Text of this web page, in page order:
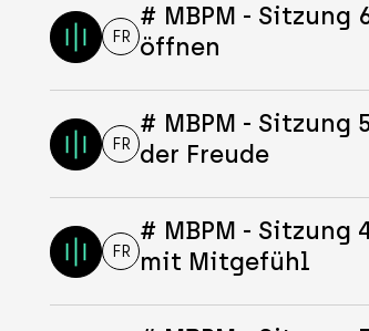
FR
# MBPM - Sitzung
öffnen
FR
# MBPM - Sitzung
der Freude
FR
# MBPM - Sitzung
mit Mitgefühl